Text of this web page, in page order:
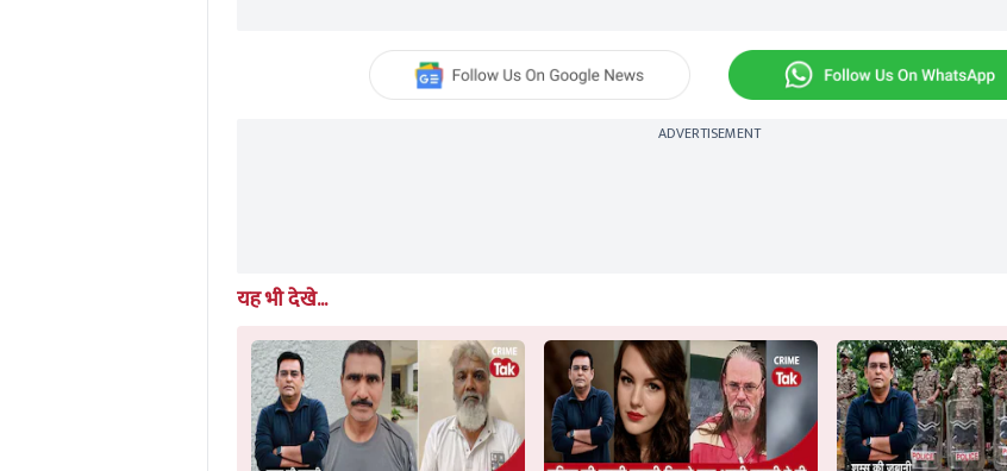
ADVERTISEMENT
यह भी देखे...